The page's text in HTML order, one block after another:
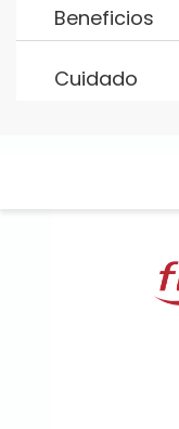
Beneficios
Cuidado